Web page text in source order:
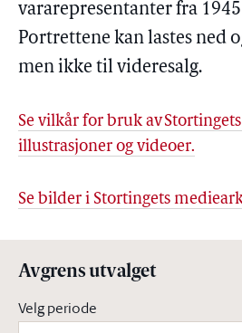
vararepresentanter fra
Portrettene kan lastes ned
men ikke til videresalg.
Se vilkår for bruk av
illustrasjoner og videoer.
Se bilder i Stortingets
Avgrens utvalget
Velg periode